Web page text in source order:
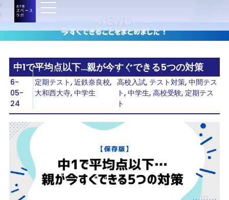
中1で平均点以下…親が今すぐできる5つの対策
202
6-
05-
24
カテゴリー：
定期テスト,近鉄奈良校,
大和西大寺,中学生
タグ：
高校入試, テスト対策,中間テス
ト,中学生,高校受験, 定期テス
ト